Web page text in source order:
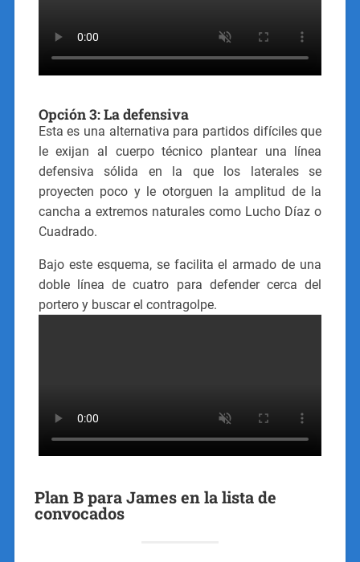
Opción 3: La defensiva
Esta es una alternativa para partidos difíciles que
le exijan al cuerpo técnico plantear una línea
defensiva sólida en la que los laterales se
proyecten poco y le otorguen la amplitud de la
cancha a extremos naturales como Lucho Díaz o
Cuadrado.
Bajo este esquema, se facilita el armado de una
doble línea de cuatro para defender cerca del
portero y buscar el contragolpe.
Plan B para James en la lista de
convocados